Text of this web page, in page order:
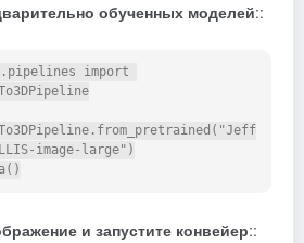
обученных моделей::
import
image-large")
и запустите конвейер::